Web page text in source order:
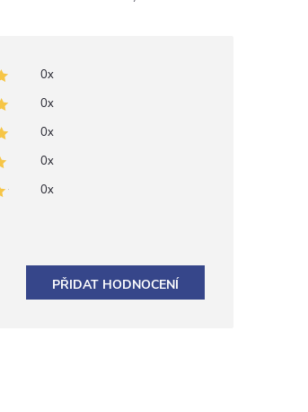
0x
0x
0x
0x
0x
PŘIDAT HODNOCENÍ